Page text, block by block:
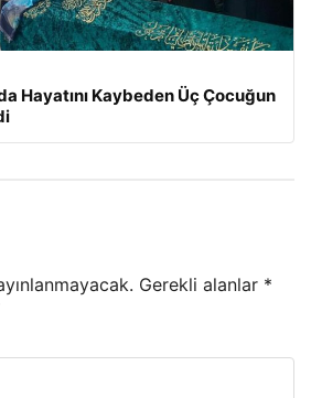
Hayatını Kaybeden Üç Çocuğun
Gerekli alanlar *